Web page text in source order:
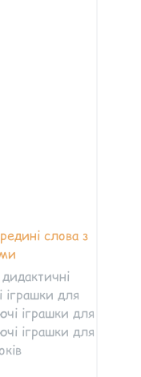
слова з
іграшки для
іграшки для
іграшки для